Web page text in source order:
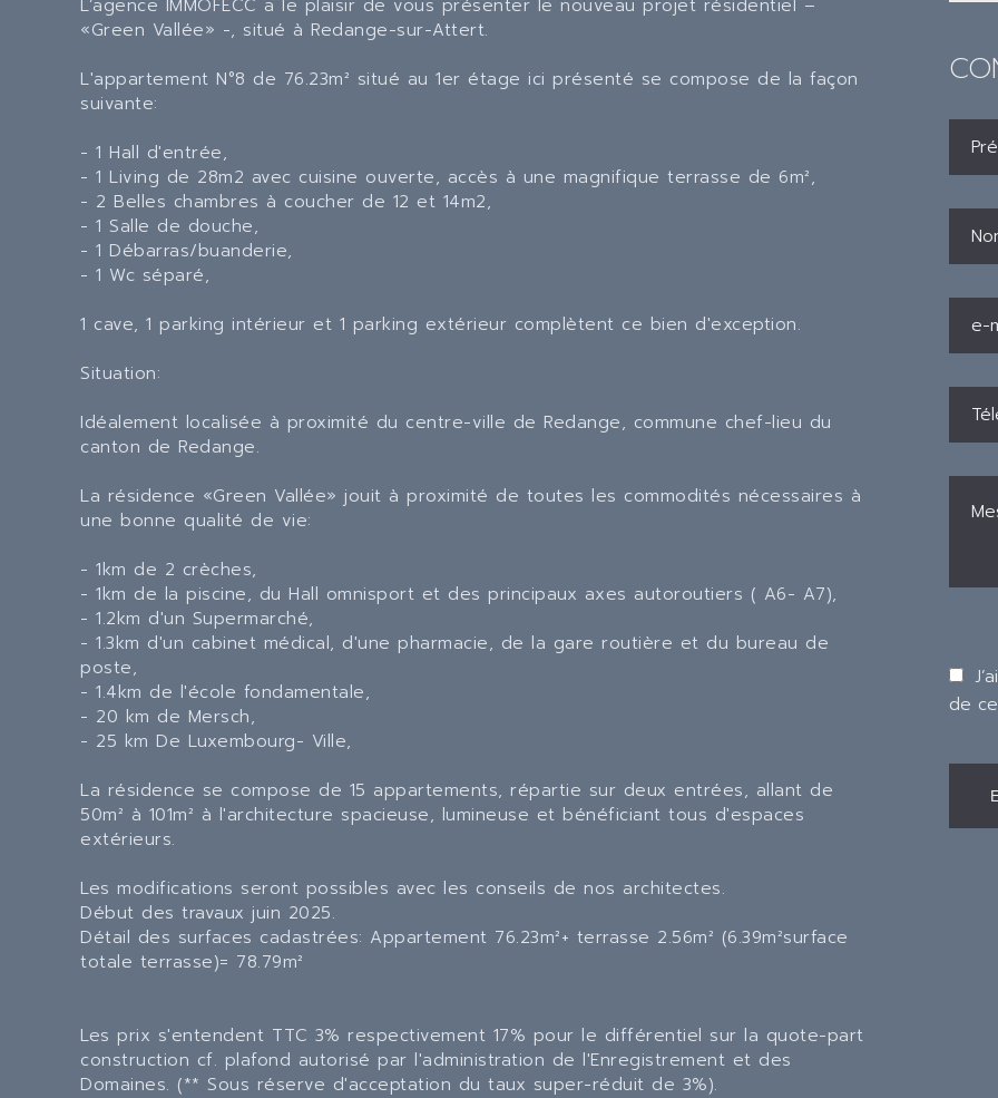
L’agence IMMOFECC a le plaisir de vous présenter le nouveau projet résidentiel –
«Green Vallée» -, situé à Redange-sur-Attert.
L'appartement N°8 de 76.23m² situé au 1er étage ici présenté se compose de la façon
suivante:
- 1 Hall d'entrée,
- 1 Living de 28m2 avec cuisine ouverte, accès à une magnifique terrasse de 6m²,
- 2 Belles chambres à coucher de 12 et 14m2,
- 1 Salle de douche,
- 1 Débarras/buanderie,
- 1 Wc séparé,
1 cave, 1 parking intérieur et 1 parking extérieur complètent ce bien d'exception.
Situation:
Idéalement localisée à proximité du centre-ville de Redange, commune chef-lieu du
canton de Redange.
La résidence «Green Vallée» jouit à proximité de toutes les commodités nécessaires à
une bonne qualité de vie:
- 1km de 2 crèches,
- 1km de la piscine, du Hall omnisport et des principaux axes autoroutiers ( A6- A7),
- 1.2km d'un Supermarché,
- 1.3km d'un cabinet médical, d'une pharmacie, de la gare routière et du bureau de
poste,
- 1.4km de l'école fondamentale,
- 20 km de Mersch,
- 25 km De Luxembourg- Ville,
La résidence se compose de 15 appartements, répartie sur deux entrées, allant de
50m² à 101m² à l'architecture spacieuse, lumineuse et bénéficiant tous d'espaces
extérieurs.
Les modifications seront possibles avec les conseils de nos architectes.
Début des travaux juin 2025.
Détail des surfaces cadastrées: Appartement 76.23m²+ terrasse 2.56m² (6.39m²surface
totale terrasse)= 78.79m²
Les prix s'entendent TTC 3% respectivement 17% pour le différentiel sur la quote-part
construction cf. plafond autorisé par l'administration de l'Enregistrement et des
Domaines. (** Sous réserve d'acceptation du taux super-réduit de 3%).
de